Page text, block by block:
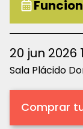
20 jun 2026
Sala Plácido
Comprar